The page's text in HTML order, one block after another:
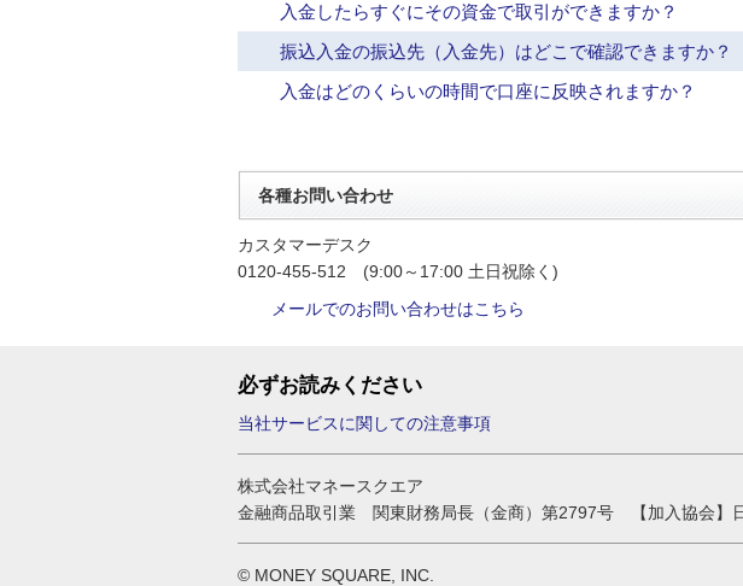
入金したらすぐにその資金で取引ができますか？
振込入金の振込先（入金先）はどこで確認できますか？
入金はどのくらいの時間で口座に反映されますか？
各種お問い合わせ
カスタマーデスク
0120-455-512 (9:00～17:00 土日祝除く)
メールでのお問い合わせはこちら
必ずお読みください
当社サービスに関しての注意事項
株式会社マネースクエア
金融商品取引業 関東財務局長（金商）第2797号 【加入協会】
© MONEY SQUARE, INC.